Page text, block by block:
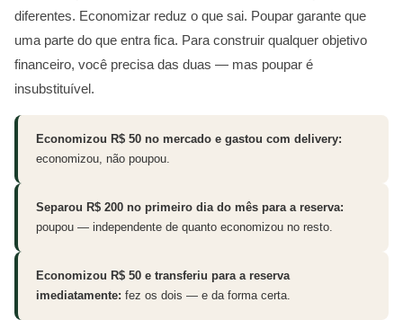
diferentes. Economizar reduz o que sai. Poupar garante que
uma parte do que entra fica. Para construir qualquer objetivo
financeiro, você precisa das duas — mas poupar é
insubstituível.
Economizou R$ 50 no mercado e gastou com delivery:
economizou, não poupou.
Separou R$ 200 no primeiro dia do mês para a reserva:
poupou — independente de quanto economizou no resto.
Economizou R$ 50 e transferiu para a reserva
imediatamente: fez os dois — e da forma certa.